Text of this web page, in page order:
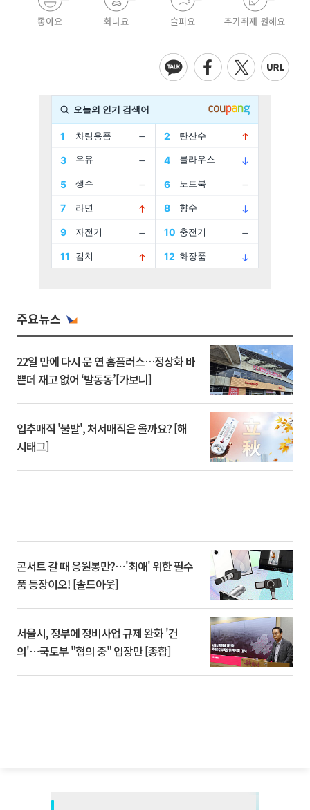
좋아요 화나요 슬퍼요 추가취재 원해요
주요뉴스
22일 만에 다시 문 연 홈플러스…정상화 바
쁜데 재고 없어 ‘발동동’[가보니]
입추매직 '불발', 처서매직은 올까요? [해
시태그]
콘서트 갈 때 응원봉만?⋯'최애' 위한 필수
품 등장이오! [솔드아웃]
서울시, 정부에 정비사업 규제 완화 '건
의'⋯국토부 "협의 중" 입장만 [종합]